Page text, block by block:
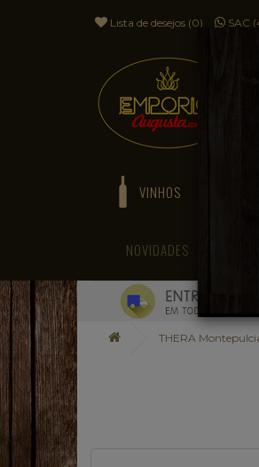
Lista de desejos (0) SAC
VINHOS
NOVIDADES
THERA